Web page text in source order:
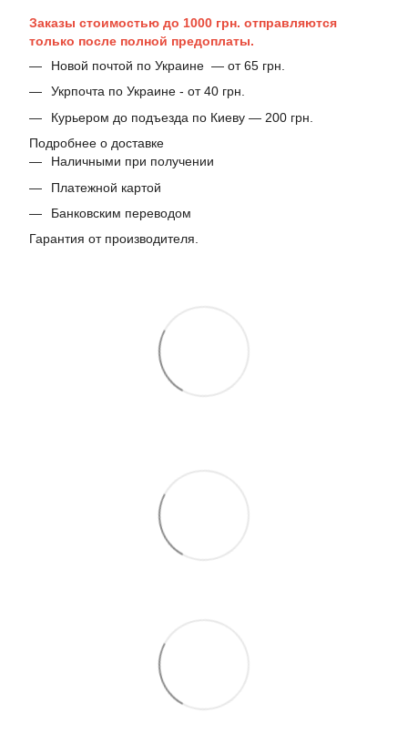
Заказы стоимостью до 1000 грн. отправляются
только после полной предоплаты.
Новой почтой по Украине — от 65 грн.
Укрпочта по Украине - от 40 грн.
Курьером до подъезда по Киеву — 200 грн.
Подробнее о доставке
Наличными при получении
Платежной картой
Банковским переводом
Гарантия от производителя.